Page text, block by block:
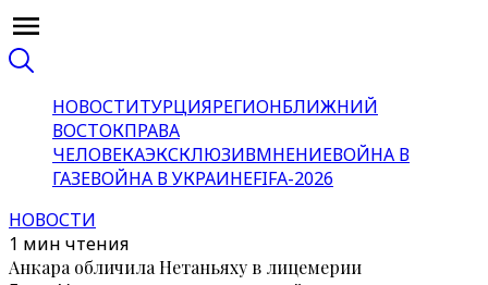
НОВОСТИТУРЦИЯРЕГИОНБЛИЖНИЙ
ВОСТОКПРАВА
ЧЕЛОВЕКАЭКСКЛЮЗИВМНЕНИЕВОЙНА В
ГАЗЕВОЙНА В УКРАИНЕFIFA-2026
НОВОСТИ
1 мин чтения
Анкара обличила Нетаньяху в лицемерии